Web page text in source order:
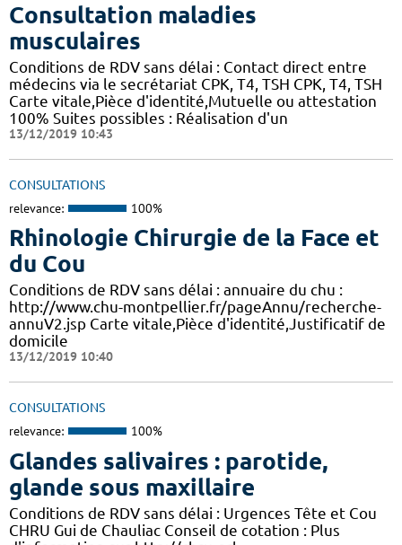
Consultation maladies
musculaires
Conditions de RDV sans délai : Contact direct entre
médecins via le secrétariat CPK, T4, TSH CPK, T4, TSH
Carte vitale,Pièce d'identité,Mutuelle ou attestation
100% Suites possibles : Réalisation d'un
13/12/2019 10:43
CONSULTATIONS
relevance: 100%
Rhinologie Chirurgie de la Face et
du Cou
Conditions de RDV sans délai : annuaire du chu :
http://www.chu-montpellier.fr/pageAnnu/recherche-
annuV2.jsp Carte vitale,Pièce d'identité,Justificatif de
domicile
13/12/2019 10:40
CONSULTATIONS
relevance: 100%
Glandes salivaires : parotide,
glande sous maxillaire
Conditions de RDV sans délai : Urgences Tête et Cou
CHRU Gui de Chauliac Conseil de cotation : Plus